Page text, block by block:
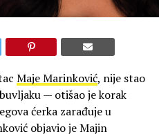
Maje Marinković, nije stao
— otišao je korak
ćerka zarađuje u
objavio je Majin